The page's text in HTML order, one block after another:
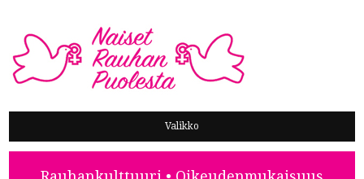
NAISET RAUHAN PUOLESTA
Valikko